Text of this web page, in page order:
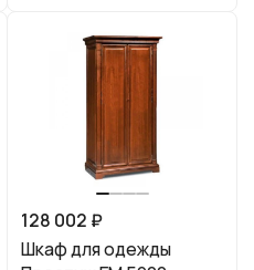
128 002 ₽
Шкаф для одежды